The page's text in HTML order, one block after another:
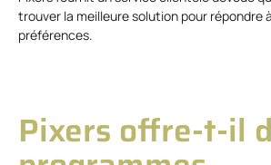
trouver la meilleure solution pour répondre
préférences.
Pixers offre-t-il